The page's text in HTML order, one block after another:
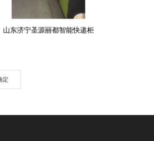
山东济宁圣源丽都智能快递柜
定